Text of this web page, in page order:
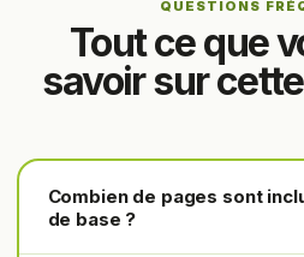
QUESTIONS
Tout ce que
savoir sur
Combien de pages sont
de base ?